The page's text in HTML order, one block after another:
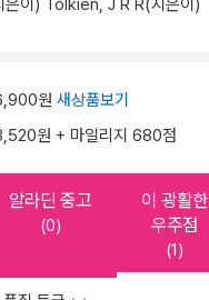
이) Tolkien, J R R(지은이)
원 새상품보기
원 + 마일리지 680점
알라딘 중고
(0)
이 광활한
우주점
(1)